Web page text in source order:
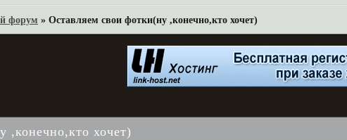
форум » Оставляем свои фотки(ну ,конечно,кто хочет)
,конечно,кто хочет)